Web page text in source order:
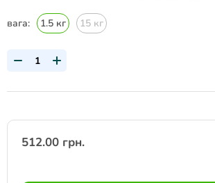
вага: 1.5 кг 15 кг
512.00 грн.